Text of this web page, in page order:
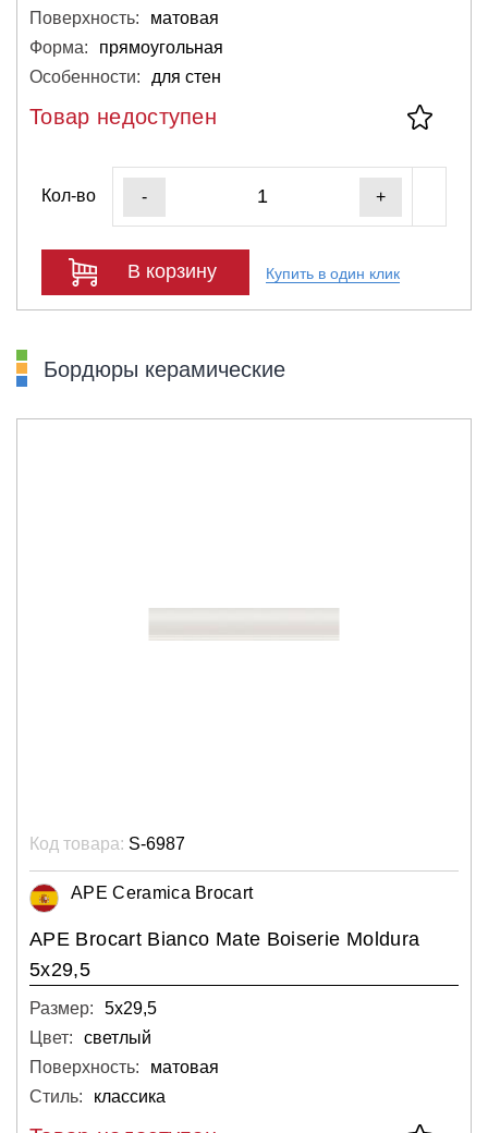
Поверхность:
матовая
Форма:
прямоугольная
Особенности:
для стен
Товар недоступен
Кол-во - +
В корзину Купить в один клик
Бордюры керамические
Код товара: S-6987
APE Ceramica Brocart
APE Brocart Bianco Mate Boiserie Moldura
5x29,5
Размер:
5х29,5
Цвет:
светлый
Поверхность:
матовая
Стиль:
классика